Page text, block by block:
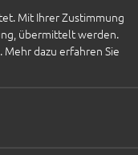
Mit Ihrer Zustimmung
übermittelt werden.
Mehr dazu erfahren Sie